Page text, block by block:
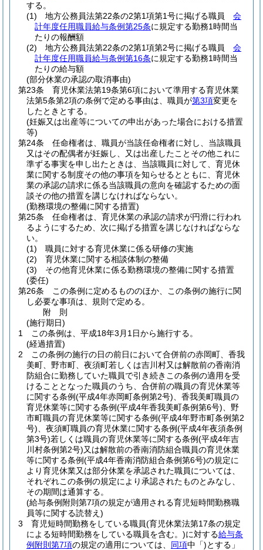
する。
(1)
地方公務員法第22条の2第1項第1号に掲げる職員 会
計年度任用職員給与条例第25条に規定する勤務1時間当
たりの報酬額
(2)
地方公務員法第22条の2第1項第2号に掲げる職員 会
計年度任用職員給与条例第16条に規定する勤務1時間当
たりの給与額
(部分休業の承認の取消事由)
第23条
育児休業法第19条第6項において準用する育児休業
法第5条第2項の条例で定める事由は、職員が第3項変更を
したときとする。
(妊娠又は出産等についての申出があった場合における措置
等)
第24条
任命権者は、職員が当該任命権者に対し、当該職員
又はその配偶者が妊娠し、又は出産したことその他これに
準ずる事実を申し出たときは、当該職員に対して、育児休
業に関する制度その他の事項を知らせるとともに、育児休
業の承認の請求に係る当該職員の意向を確認するための面
談その他の措置を講じなければならない。
(勤務環境の整備に関する措置)
第25条
任命権者は、育児休業の承認の請求が円滑に行われ
るようにするため、次に掲げる措置を講じなければならな
い。
(1)
職員に対する育児休業に係る研修の実施
(2)
育児休業に関する相談体制の整備
(3)
その他育児休業に係る勤務環境の整備に関する措置
(委任)
第26条
この条例に定めるもののほか、この条例の施行に関
し必要な事項は、規則で定める。
附 則
(施行期日)
1
この条例は、平成18年3月1日から施行する。
(経過措置)
2
この条例の施行の日の前日において合併前の赤岡町、香我
美町、野市町、夜須町若しくは吉川村又は解散前の香南消
防組合に勤務していた職員で引き続きこの条例の適用を受
けることとなった職員のうち、合併前の職員の育児休業等
に関する条例(平成4年赤岡町条例第2号) 、香我美町職員の
育児休業等に関する条例(平成4年香我美町条例第6号) 、野
市町職員の育児休業等に関する条例(平成4年野市町条例第2
号) 、夜須町職員の育児休業に関する条例(平成4年夜須条例
第3号)若しくは職員の育児休業等に関する条例(平成4年吉
川村条例第2号)又は解散前の香南消防組合職員の育児休業
等に関する条例(平成4年香南消防組合条例第6号)の規定に
より育児休業又は部分休業を承認された職員については、
それぞれこの条例の規定により承認されたものとみなし、
その期間は通算する。
(給与条例附則第7項の規定が適用される育児短時間勤務職
員等に関する読替え)
3
育児短時間勤務をしている職員(育児休業法第17条の規定
による短時間勤務をしている職員を含む。)に対する給与条
例附則第7項の規定の適用については、 同項中「)とする」